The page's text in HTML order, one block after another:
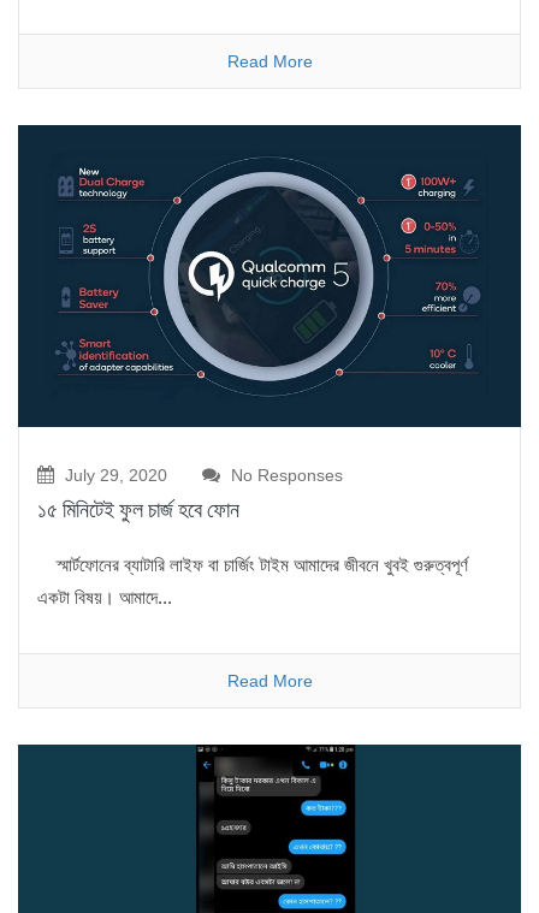
Read More
July 29, 2020 No Responses
১৫ মিনিটেই ফুল চার্জ হবে ফোন
স্মার্টফোনের ব্যাটারি লাইফ বা চার্জিং টাইম আমাদের জীবনে খুবই গুরুত্বপূর্ণ
একটা বিষয়। আমাদে...
Read More